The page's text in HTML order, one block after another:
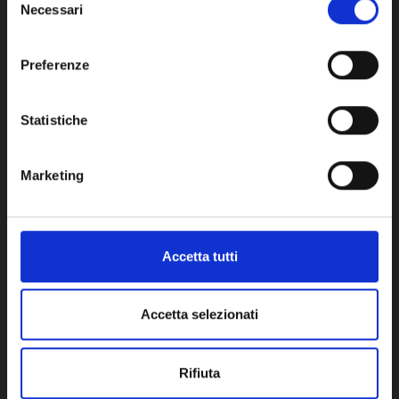
delNecessari
Preferenze
Statistiche
Marketing
Accetta tutti
Accetta selezionati
Rifiuta